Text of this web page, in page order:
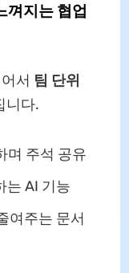
껴지는 협업
서 팀 단위
니다.
며 주석 공유
는 AI 기능
여주는 문서